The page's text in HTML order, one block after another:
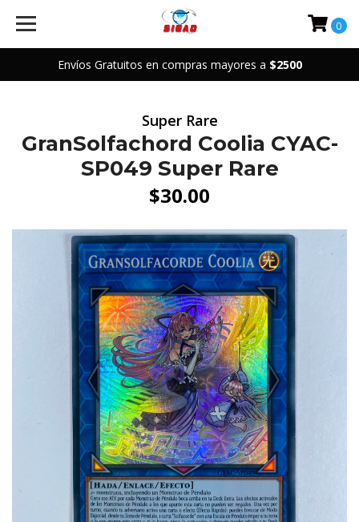
Envíos Gratuitos en compras mayores a $2500
0
Super Rare
GranSolfachord Coolia CYAC-
SP049 Super Rare
$30.00